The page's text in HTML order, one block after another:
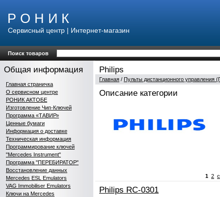
Р О Н И К
Сервисный центр | Интернет-магазин
Поиск товаров
Общая информация
Главная страничка
О сервисном центре
РОНИК АКТОБЕ
Изготовление Чип-Ключей
Программа «ТАВИР»
Ценные бумаги
Информация о доставке
Техническая информация
Программирование ключей
"Mercedes Instrument"
Программа "ПЕРЕБИРАТОР"
Восстановление данных
Mercedes ESL Emulators
VAG Immobiliser Emulators
Ключи на Mercedes
Philips
Главная / Пульты дистанционного управления
Описание категории
1 2
Philips RC-0301